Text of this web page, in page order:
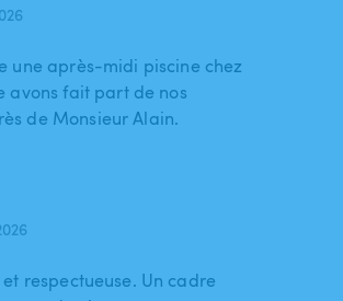
une après-midi piscine chez
avons fait part de nos
de Monsieur Alain.
respectueuse. Un cadre